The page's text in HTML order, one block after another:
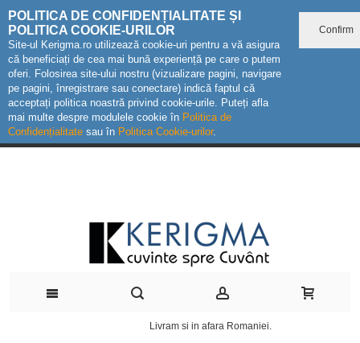
POLITICA DE CONFIDENȚIALITATE ȘI
POLITICA COOKIE-URILOR
Site-ul Kerigma.ro utilizează cookie-uri pentru a vă asigura
că beneficiați de cea mai bună experiență pe care o putem
oferi. Folosirea site-ului nostru (vizualizare pagini, navigare
pe pagini, înregistrare sau conectare) indică faptul că
acceptați politica noastră privind cookie-urile. Puteți afla
mai multe despre modulele cookie în Politica de
Confidențialitate sau în Politica Cookie-urilor.
Confirm
Livram si in afara Romaniei.